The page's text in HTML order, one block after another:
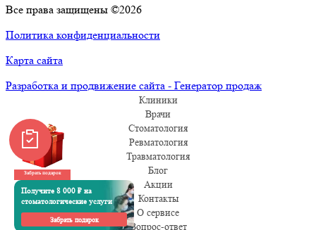
Все права защищены ©2026
Политика конфиденциальности
Карта сайта
Разработка и продвижение сайта - Генератор продаж
Клиники
Врачи
Стоматология
Ревматология
Травматология
Блог
Акции
Контакты
О сервисе
Вопрос-ответ
Забрать подарок
Получите 8 000 ₽ на
стоматологические услуги
Забрать подарок